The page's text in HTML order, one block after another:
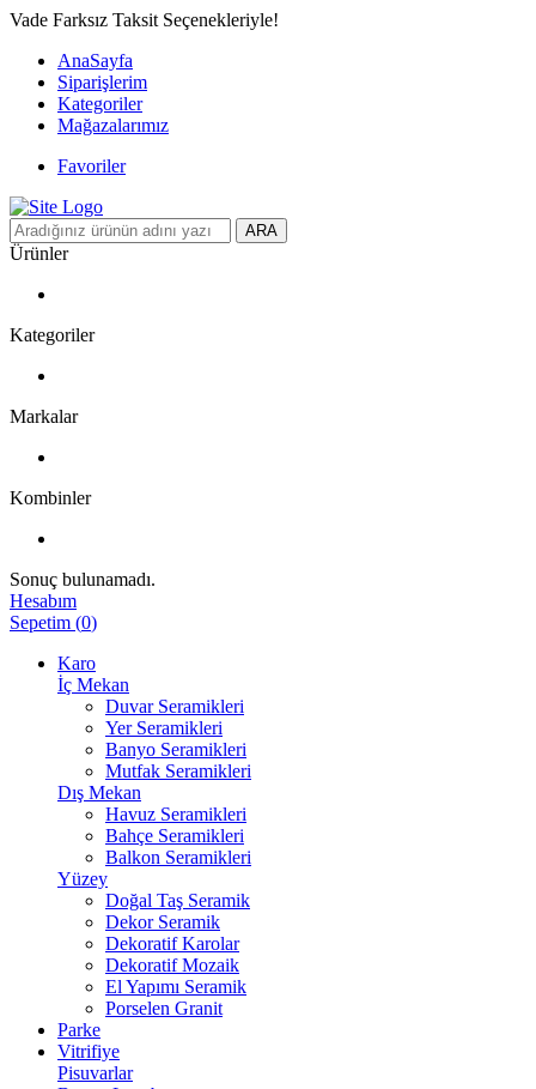
Vade Farksız Taksit Seçenekleriyle!
AnaSayfa
Siparişlerim
Kategoriler
Mağazalarımız
Favoriler
ARA
Ürünler
Kategoriler
Markalar
Kombinler
Sonuç bulunamadı.
Hesabım
Sepetim (0)
Karo
İç Mekan
Duvar Seramikleri
Yer Seramikleri
Banyo Seramikleri
Mutfak Seramikleri
Dış Mekan
Havuz Seramikleri
Bahçe Seramikleri
Balkon Seramikleri
Yüzey
Doğal Taş Seramik
Dekor Seramik
Dekoratif Karolar
Dekoratif Mozaik
El Yapımı Seramik
Porselen Granit
Parke
Vitrifiye
Pisuvarlar